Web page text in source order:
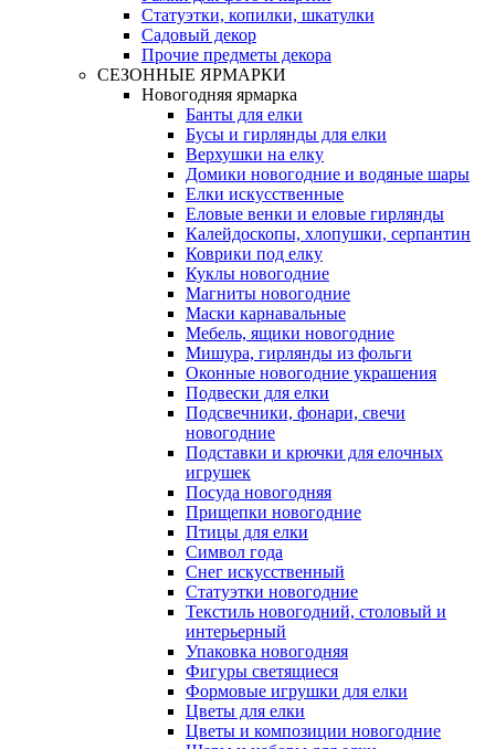
Статуэтки, копилки, шкатулки
Садовый декор
Прочие предметы декора
СЕЗОННЫЕ ЯРМАРКИ
Новогодняя ярмарка
Банты для елки
Бусы и гирлянды для елки
Верхушки на елку
Домики новогодние и водяные шары
Елки искусственные
Еловые венки и еловые гирлянды
Калейдоскопы, хлопушки, серпантин
Коврики под елку
Куклы новогодние
Магниты новогодние
Маски карнавальные
Мебель, ящики новогодние
Мишура, гирлянды из фольги
Оконные новогодние украшения
Подвески для елки
Подсвечники, фонари, свечи
новогодние
Подставки и крючки для елочных
игрушек
Посуда новогодняя
Прищепки новогодние
Птицы для елки
Символ года
Снег искусственный
Статуэтки новогодние
Текстиль новогодний, столовый и
интерьерный
Упаковка новогодняя
Фигуры светящиеся
Формовые игрушки для елки
Цветы для елки
Цветы и композиции новогодние